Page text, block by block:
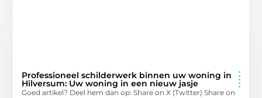
Professioneel schilderwerk binnen uw woning in
Hilversum: Uw woning in een nieuw jasje
Goed artikel? Deel hem dan op: Share on X (Twitter) Share on